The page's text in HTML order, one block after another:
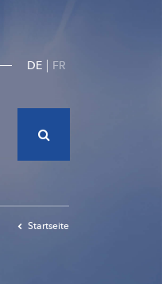
DE FR
Startseite